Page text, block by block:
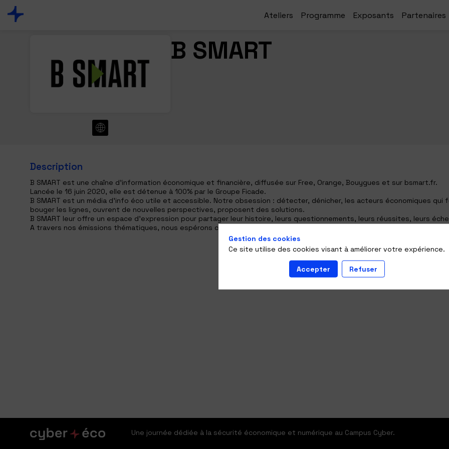
Ateliers Programme Exposants Partenaires
B SMART
Description
B SMART est une chaîne d’information économique et financière, diffusée sur Free, Orange, Bouygues et sur bsmart.fr.
Lancée le 16 juin 2020, elle est détenue à 100% par le Groupe Ficade.
B SMART est un média d’info éco utile et accessible. Notre obsession : détecter, dénicher, les acteurs économiques qui
bouger les lignes, ouvrent de nouvelles perspectives, proposent des solutions.
B SMART leur offre un espace d’expression pour partager leur histoire, leurs questionnements, leurs réussites, leurs
A travers nos émissions thématiques, nous espérons changer le regard des Français sur l’économie.
Une journée dédiée à la sécurité économique et numérique au Campus Cyber.
Gestion des cookies
Ce site utilise des cookies visant à améliorer votre expérience.
Accepter Refuser